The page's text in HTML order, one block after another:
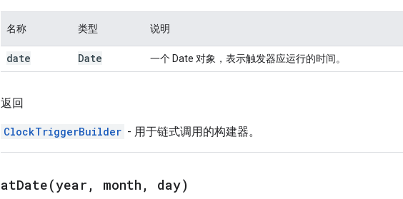
名称 类型 说明
date Date 一个 Date 对象，表示触发器应运行的时间。
返回
ClockTriggerBuilder - 用于链式调用的构建器。
atDate(year , month , day)